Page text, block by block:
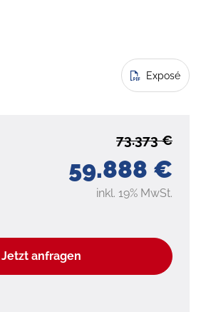
Exposé
59.888 €
73.373 €
inkl. 19% MwSt.
Jetzt anfragen